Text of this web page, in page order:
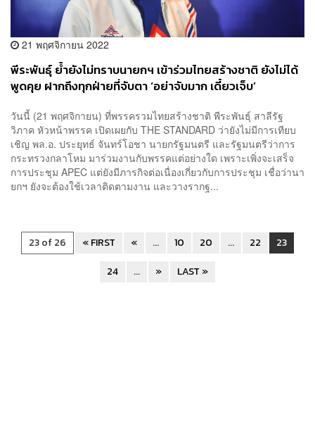
21 พฤศจิกายน 2022
พีระพันธุ์ ย้ำยังไม่ทราบนายกฯ เข้าร่วมไทยสร้างชาติ ยังไม่ได้
พูดคุย ฝากถึงทุกฝ่ายที่จับตา ‘อย่าจับมาก เดี๋ยวเจ็บ’
วันนี้ (21 พฤศจิกายน) ที่พรรครวมไทยสร้างชาติ พีระพันธุ์ สาลีรัฐ
วิภาค หัวหน้าพรรค เปิดเผยกับ THE STANDARD ว่ายังไม่มีการเทียบ
เชิญ พล.อ. ประยุทธ์ จันทร์โอชา นายกรัฐมนตรี และรัฐมนตรีว่าการ
กระทรวงกลาโหม มาร่วมงานกับพรรคแต่อย่างใด เพราะเพิ่งจะเสร็จ
การประชุม APEC แต่ยังมีภารกิจต่อเนื่องเกี่ยวกับการประชุม เชื่อว่านา
ยกฯ ยังจะต้องใช้เวลาติดตามงาน และวางรากฐ...
23 of 26 « FIRST « ... 10 20 ... 22
23
24
... » LAST »